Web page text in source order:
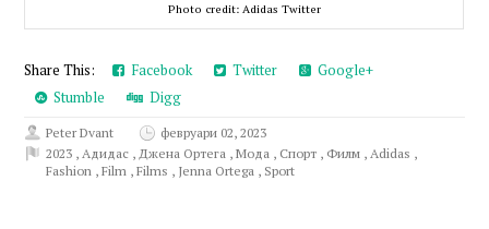
Photo credit: Adidas Twitter
Share This: Facebook Twitter
Google+
Stumble
Digg
Peter Dvant
февруари 02, 2023
2023 ,Адидас ,Джена Ортега ,Мода , Спорт , Филм ,Adidas ,
Fashion ,Film ,Films , Jenna Ortega , Sport